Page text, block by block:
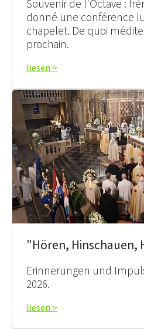
Souvenir de l'Octave :
donné une conférence
chapelet. De quoi
prochain.
liesen >
"Hören, Hinschauen,
Erinnerungen und
2026.
liesen >